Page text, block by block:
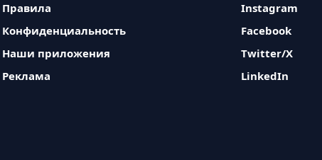
Правила
Конфиденциальность
Наши приложения
Реклама
Instagram
Facebook
Twitter/X
LinkedIn